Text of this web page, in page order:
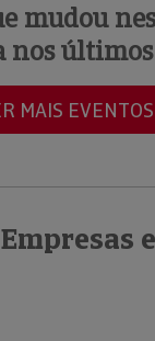
mudou
nos
MAIS EVENTOS